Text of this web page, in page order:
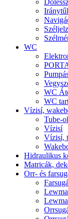
WC
WC
WC
Vízisí,
Tube-
Vízisí
Vízisí,
Hidraulikus
Matricák,
Orr- és